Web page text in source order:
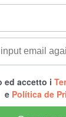
ed accetto i
e Política de